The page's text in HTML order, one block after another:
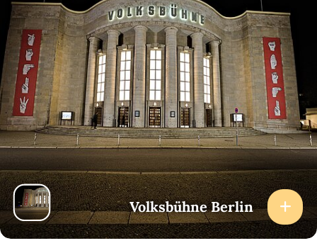
Volksbühne Berlin